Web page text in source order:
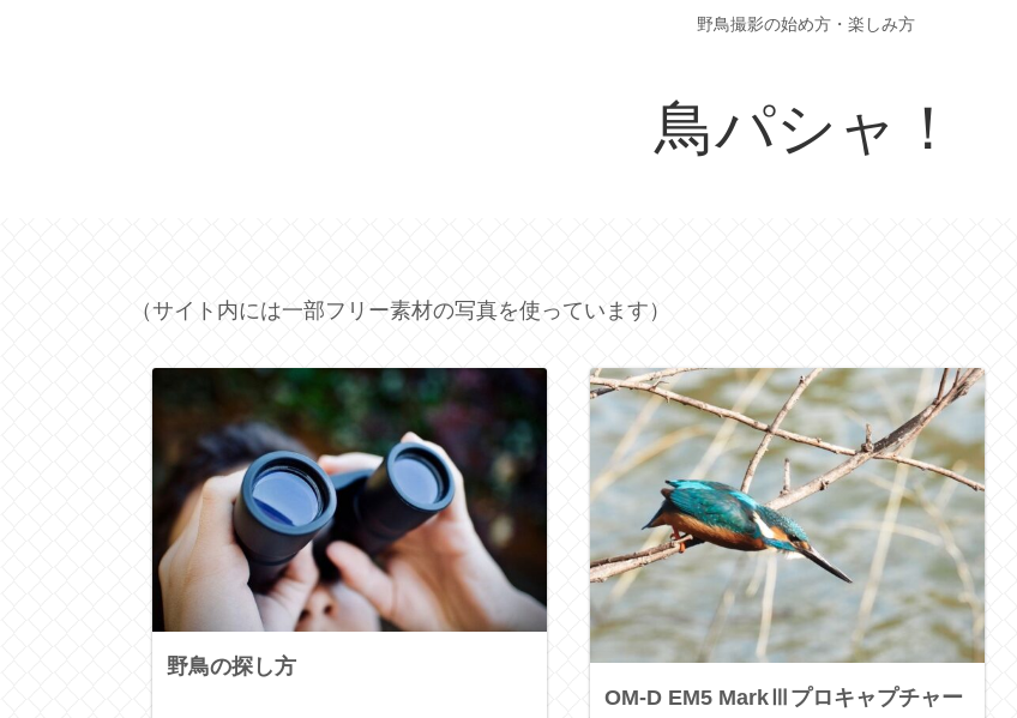
野鳥撮影の始め方・楽しみ方
鳥パシャ！
（サイト内には一部フリー素材の写真を使っています）
野鳥の探し方
OM-D EM5 MarkⅢプロキャプチャー